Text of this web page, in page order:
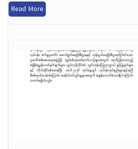
Read More